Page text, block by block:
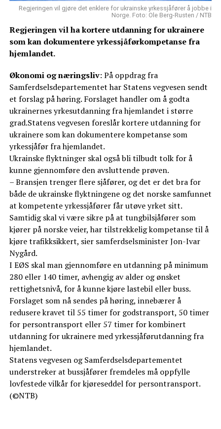
Regjeringen vil gjøre det enklere for ukrainske yrkessjåfører å jobbe i
Norge. Foto: Ole Berg-Rusten / NTB
Regjeringen vil ha kortere utdanning for ukrainere
som kan dokumentere yrkessjåførkompetanse fra
hjemlandet.
Økonomi og næringsliv: På oppdrag fra
Samferdselsdepartementet har Statens vegvesen sendt
et forslag på høring. Forslaget handler om å godta
ukrainernes yrkesutdanning fra hjemlandet i større
grad.Statens vegvesen foreslår kortere utdanning for
ukrainere som kan dokumentere kompetanse som
yrkessjåfør fra hjemlandet.
Ukrainske flyktninger skal også bli tilbudt tolk for å
kunne gjennomføre den avsluttende prøven.
– Bransjen trenger flere sjåfører, og det er det bra for
både de ukrainske flyktningene og det norske samfunnet
at kompetente yrkessjåfører får utøve yrket sitt.
Samtidig skal vi være sikre på at tungbilsjåfører som
kjører på norske veier, har tilstrekkelig kompetanse til å
kjøre trafikksikkert, sier samferdselsminister Jon-Ivar
Nygård.
I EØS skal man gjennomføre en utdanning på minimum
280 eller 140 timer, avhengig av alder og ønsket
rettighetsnivå, for å kunne kjøre lastebil eller buss.
Forslaget som nå sendes på høring, innebærer å
redusere kravet til 55 timer for godstransport, 50 timer
for persontransport eller 57 timer for kombinert
utdanning for ukrainere med yrkessjåførutdanning fra
hjemlandet.
Statens vegvesen og Samferdselsdepartementet
understreker at bussjåfører fremdeles må oppfylle
lovfestede vilkår for kjøreseddel for persontransport.
(©NTB)